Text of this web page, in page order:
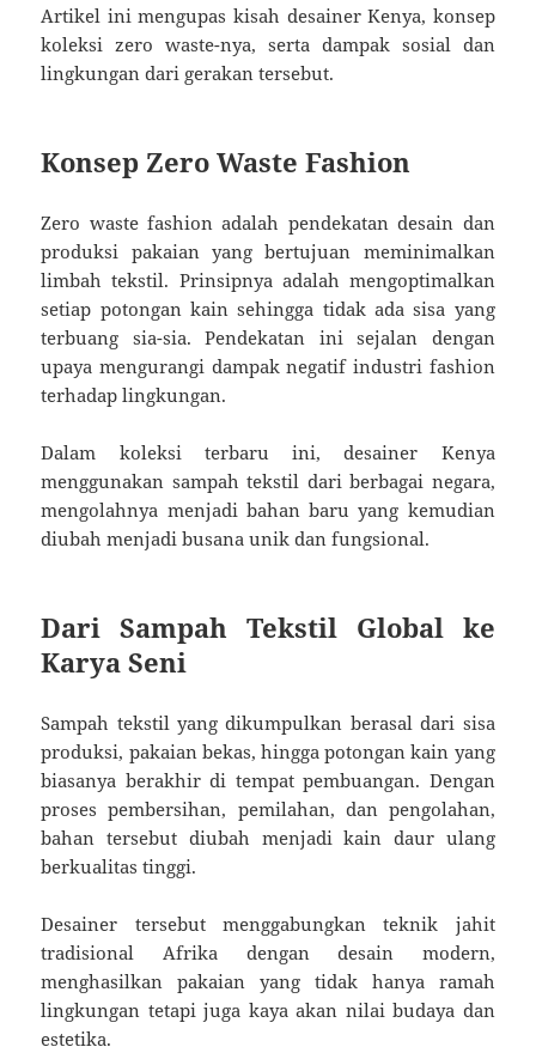
Artikel ini mengupas kisah desainer Kenya, konsep
koleksi zero waste-nya, serta dampak sosial dan
lingkungan dari gerakan tersebut.
Konsep Zero Waste Fashion
Zero waste fashion adalah pendekatan desain dan
produksi pakaian yang bertujuan meminimalkan
limbah tekstil. Prinsipnya adalah mengoptimalkan
setiap potongan kain sehingga tidak ada sisa yang
terbuang sia-sia. Pendekatan ini sejalan dengan
upaya mengurangi dampak negatif industri fashion
terhadap lingkungan.
Dalam koleksi terbaru ini, desainer Kenya
menggunakan sampah tekstil dari berbagai negara,
mengolahnya menjadi bahan baru yang kemudian
diubah menjadi busana unik dan fungsional.
Dari Sampah Tekstil Global ke
Karya Seni
Sampah tekstil yang dikumpulkan berasal dari sisa
produksi, pakaian bekas, hingga potongan kain yang
biasanya berakhir di tempat pembuangan. Dengan
proses pembersihan, pemilahan, dan pengolahan,
bahan tersebut diubah menjadi kain daur ulang
berkualitas tinggi.
Desainer tersebut menggabungkan teknik jahit
tradisional Afrika dengan desain modern,
menghasilkan pakaian yang tidak hanya ramah
lingkungan tetapi juga kaya akan nilai budaya dan
estetika.